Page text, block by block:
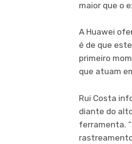
maior que o
A Huawei
é de que
primeiro
que atuam
Rui Costa
diante do
ferramenta.